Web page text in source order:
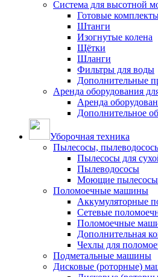
Система для высотной
Готовые
Штанги
Изогнутые колена
Щётки
Шланги
Фильтры для воды
Дополнительные
Аренда оборудования
Аренда
Дополнительное
Уборочная техника
Пылесосы,
Пылесосы для
Пылеводососы
Моющие пылесосы
Поломоечные машины
Аккумуляторные
Сетевые
Поломоечные
Дополнительная
Чехлы для
Подметальные машины
Дисковые (роторные)